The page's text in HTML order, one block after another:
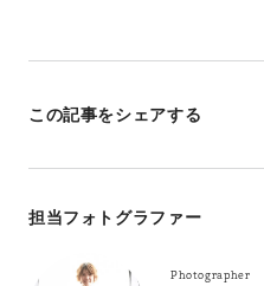
この記事をシェアする
担当フォトグラファー
Photographer